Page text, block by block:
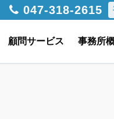
047-318-2615
顧問サービス 事務所